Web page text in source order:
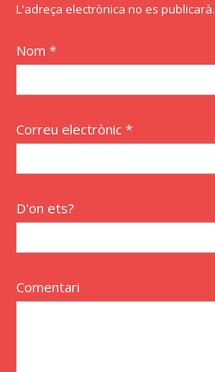
L'adreça electrònica no es publicarà.
Nom *
Correu electrònic *
D'on ets?
Comentari